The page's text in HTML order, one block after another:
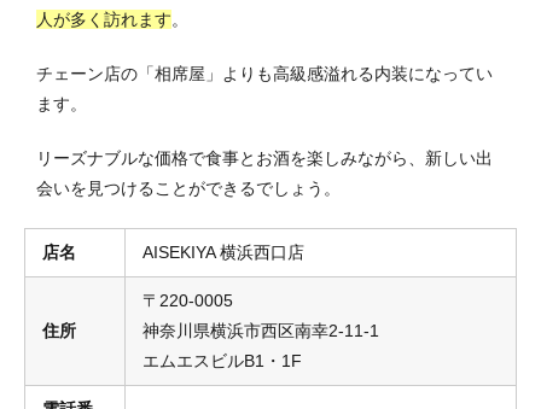
人が多く訪れます。
チェーン店の「相席屋」よりも高級感溢れる内装になってい
ます。
リーズナブルな価格で食事とお酒を楽しみながら、新しい出
会いを見つけることができるでしょう。
店名 AISEKIYA 横浜西口店
住所
〒220-0005
神奈川県横浜市西区南幸2-11-1
エムエスビルB1・1F